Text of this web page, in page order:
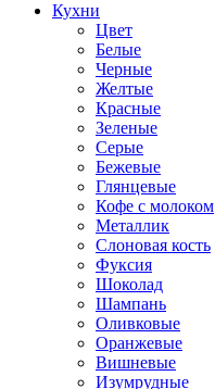
Кухни
Цвет
Белые
Черные
Желтые
Красные
Зеленые
Серые
Бежевые
Глянцевые
Кофе с молоком
Металлик
Слоновая кость
Фуксия
Шоколад
Шампань
Оливковые
Оранжевые
Вишневые
Изумрудные